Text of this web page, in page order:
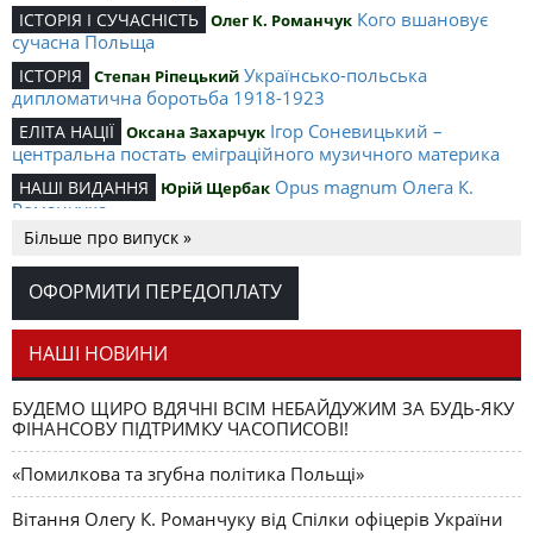
ІСТОРІЯ І СУЧАСНІСТЬ Олег К. Романчук Кого вшановує
сучасна Польща
ІСТОРІЯ Степан Ріпецький Українсько-польська
дипломатична боротьба 1918-1923
ЕЛІТА НАЦІЇ Оксана Захарчук Ігор Соневицький –
центральна постать еміграційного музичного материка
НАШІ ВИДАННЯ Юрій Щербак Opus magnum Олега К.
Романчука
РЕЦЕНЗІЇ Петро Іванишин
Романчука
СЛОВО РЕДАКЦІЙНЕ Олег К. Романчук
як уособлення української політстратегії й тактики
Більше про випуск »
ОФОРМИТИ ПЕРЕДОПЛАТУ
НАШІ НОВИНИ
БУДЕМО ЩИРО ВДЯЧНІ ВСІМ НЕБАЙДУЖИМ ЗА БУДЬ-ЯКУ
ФІНАНСОВУ ПІДТРИМКУ ЧАСОПИСОВІ!
«Помилкова та згубна політика Польщі»
Вітання Олегу К. Романчуку від Спілки офіцерів України